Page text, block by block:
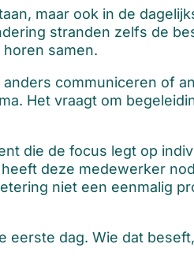
maar ook in de
stranden zelfs de
samen.
communiceren of
Het vraagt om
die de focus legt op
deze medewerker
niet een eenmalig
eerste dag. Wie dat